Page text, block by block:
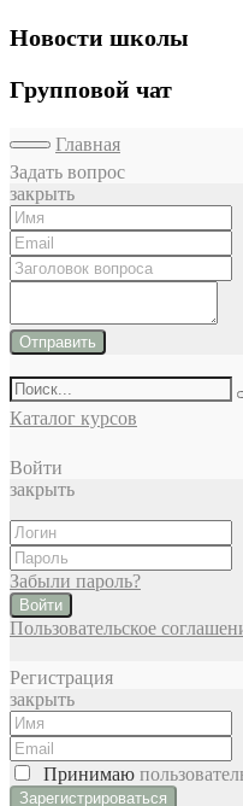
Новости школы
Групповой чат
Главная
Задать вопрос
закрыть
Отправить
Каталог курсов
Войти
закрыть
Забыли пароль?
Войти
Пользовательское
Регистрация
закрыть
Принимаю